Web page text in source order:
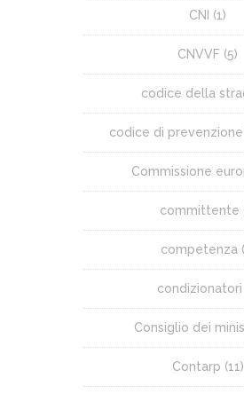
CNI (1)
CNVVF (5)
codice della
codice di
Commissione
committente
competenza
condizionatori
Consiglio dei
Contarp (11)